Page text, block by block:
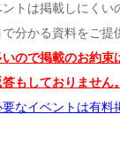
トは掲載しにくい
分かる資料をご提
ので掲載のお約束
もしておりません。
なイベントは有料